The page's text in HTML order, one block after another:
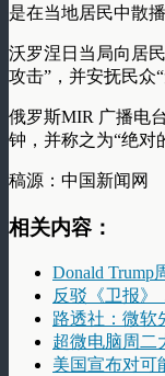
是在当地居民中散播
沃罗涅日当局向居
攻击”，并安抚民众“
俄罗斯MIR 广播电
钟，并称之为“绝对
稿源：中国新闻网
相关内容：
Donald Trump
反驳《卫报》
路透社：微软
超微电脑周二
美国宣布对可